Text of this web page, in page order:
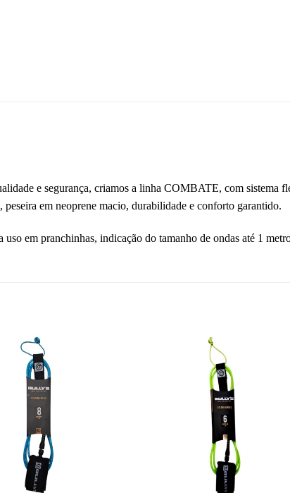
e segurança, criamos a linha COMBATE, com sistema
em neoprene macio, durabilidade e conforto garantido.
em pranchinhas, indicação do tamanho de ondas até 1